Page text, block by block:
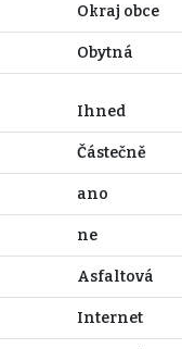
Okraj obce
Obytná
Ihned
Částečně
ano
ne
Asfaltová
Internet